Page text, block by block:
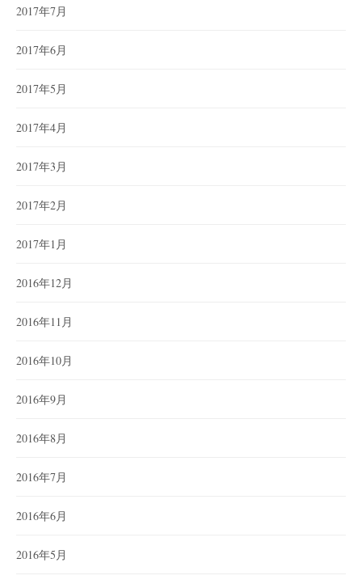
2017年7月
2017年6月
2017年5月
2017年4月
2017年3月
2017年2月
2017年1月
2016年12月
2016年11月
2016年10月
2016年9月
2016年8月
2016年7月
2016年6月
2016年5月